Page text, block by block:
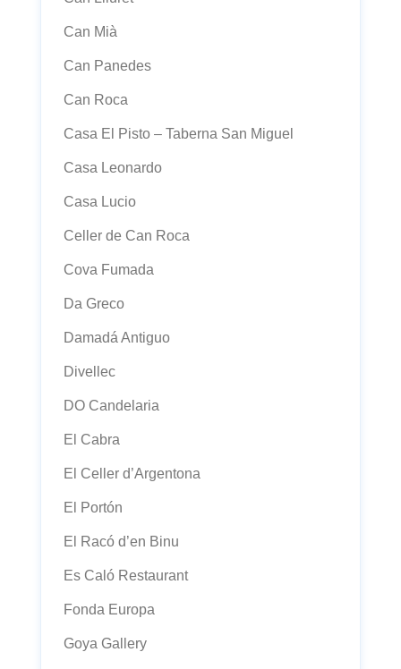
Can Mià
Can Panedes
Can Roca
Casa El Pisto – Taberna San Miguel
Casa Leonardo
Casa Lucio
Celler de Can Roca
Cova Fumada
Da Greco
Damadá Antiguo
Divellec
DO Candelaria
El Cabra
El Celler d’Argentona
El Portón
El Racó d’en Binu
Es Caló Restaurant
Fonda Europa
Goya Gallery